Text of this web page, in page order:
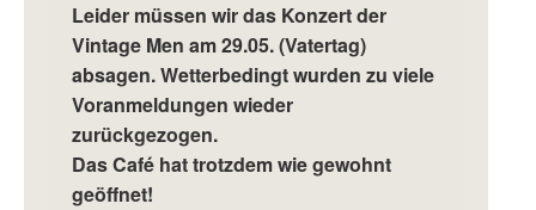
Leider müssen wir das Konzert der
Vintage Men am 29.05. (Vatertag)
absagen. Wetterbedingt wurden zu viele
Voranmeldungen wieder
zurückgezogen.
Das Café hat trotzdem wie gewohnt
geöffnet!